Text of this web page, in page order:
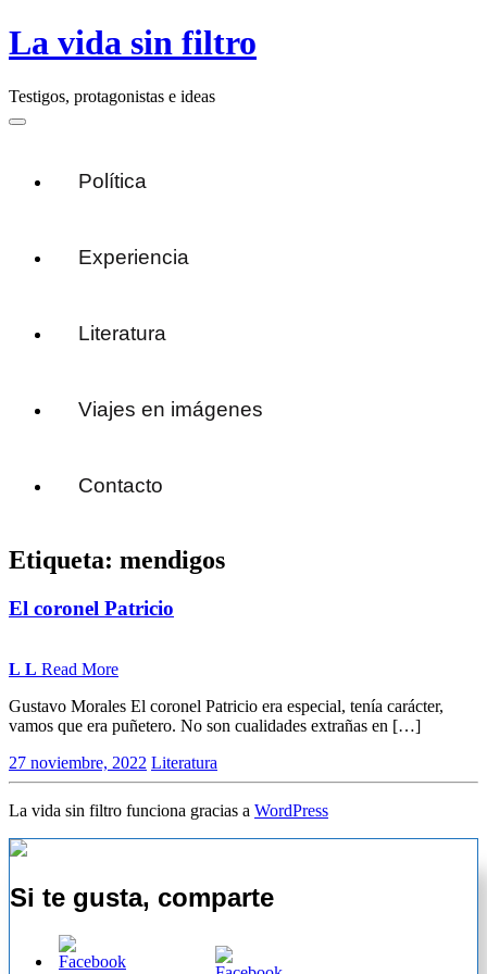
Skip
to
La vida sin filtro
Testigos, protagonistas e ideas
Menu
Política
Experiencia
Literatura
Viajes en imágenes
Contacto
Etiqueta: mendigos
El coronel Patricio
L L Read More
Gustavo Morales El coronel Patricio era especial, tenía carácter,
vamos que era puñetero. No son cualidades extrañas en […]
27 noviembre, 2022 Literatura
La vida sin filtro funciona gracias a WordPress
Si te gusta, comparte